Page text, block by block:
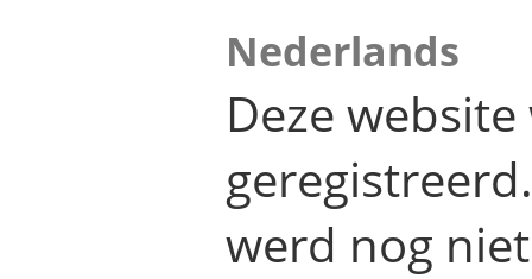
Nederlands
Deze
werd nog